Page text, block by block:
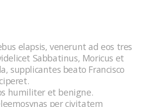
elapsis, venerunt ad eos tres
Sabbatinus, Moricus et
supplicantes beato Francisco
humiliter et benigne.
per civitatem